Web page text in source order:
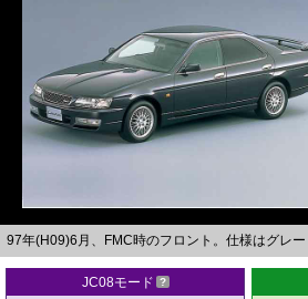
97年(H09)6月、FMC時のフロント。仕様はグレ
JC08モード